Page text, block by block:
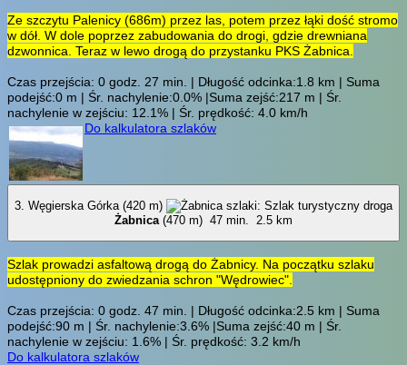
Ze szczytu Palenicy (686m) przez las, potem przez łąki dość stromo
w dół. W dole poprzez zabudowania do drogi, gdzie drewniana
dzwonnica. Teraz w lewo drogą do przystanku PKS Żabnica.
Czas przejścia: 0 godz. 27 min. | Długość odcinka:1.8 km | Suma
podejść:0 m | Śr. nachylenie:0.0% |Suma zejść:217 m | Śr.
nachylenie w zejściu: 12.1% | Śr. prędkość: 4.0 km/h
Do kalkulatora szlaków
3. Węgierska Górka (420 m)
Żabnica (470 m) 47 min. 2.5 km
Szlak prowadzi asfaltową drogą do Żabnicy. Na początku szlaku
udostępniony do zwiedzania schron "Wędrowiec".
Czas przejścia: 0 godz. 47 min. | Długość odcinka:2.5 km | Suma
podejść:90 m | Śr. nachylenie:3.6% |Suma zejść:40 m | Śr.
nachylenie w zejściu: 1.6% | Śr. prędkość: 3.2 km/h
Do kalkulatora szlaków